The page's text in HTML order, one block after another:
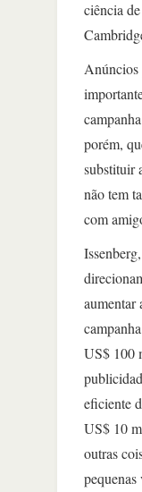
ciência
Anúncios
porém,
substituir
não tem
com
aumentar
US$ 100
eficiente
US$ 10
outras
pequenas